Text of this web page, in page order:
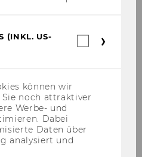
(INKL. US-
können wir
noch attraktiver
Werbe- und
Dabei
Daten über
analysiert und